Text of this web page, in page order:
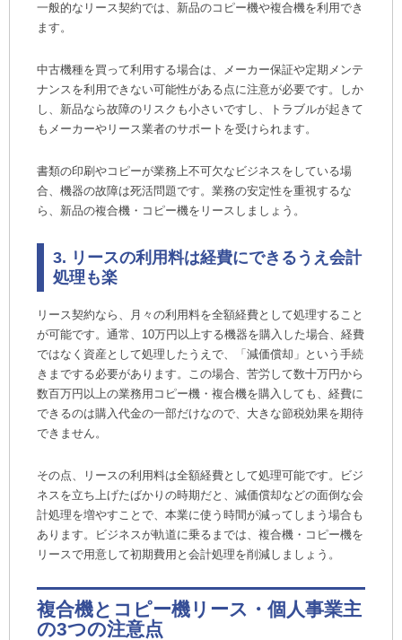
一般的なリース契約では、新品のコピー機や複合機を利用でき
ます。
中古機種を買って利用する場合は、メーカー保証や定期メンテ
ナンスを利用できない可能性がある点に注意が必要です。しか
し、新品なら故障のリスクも小さいですし、トラブルが起きて
もメーカーやリース業者のサポートを受けられます。
書類の印刷やコピーが業務上不可欠なビジネスをしている場
合、機器の故障は死活問題です。業務の安定性を重視するな
ら、新品の複合機・コピー機をリースしましょう。
3. リースの利用料は経費にできるうえ会計
処理も楽
リース契約なら、月々の利用料を全額経費として処理すること
が可能です。通常、10万円以上する機器を購入した場合、経費
ではなく資産として処理したうえで、「減価償却」という手続
きまでする必要があります。この場合、苦労して数十万円から
数百万円以上の業務用コピー機・複合機を購入しても、経費に
できるのは購入代金の一部だけなので、大きな節税効果を期待
できません。
その点、リースの利用料は全額経費として処理可能です。ビジ
ネスを立ち上げたばかりの時期だと、減価償却などの面倒な会
計処理を増やすことで、本業に使う時間が減ってしまう場合も
あります。ビジネスが軌道に乗るまでは、複合機・コピー機を
リースで用意して初期費用と会計処理を削減しましょう。
複合機とコピー機リース・個人事業主
の3つの注意点